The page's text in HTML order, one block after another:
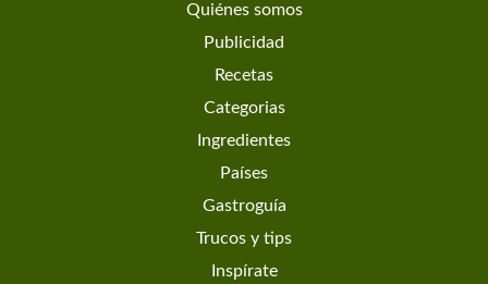
Quiénes somos
Publicidad
Recetas
Categorias
Ingredientes
Países
Gastroguía
Trucos y tips
Inspírate